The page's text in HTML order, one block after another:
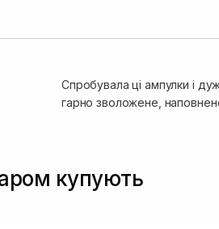
Спробувала ці ампулки і
гарно зволожене,
купують